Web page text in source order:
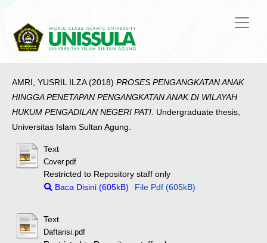
AMRI, YUSRIL ILZA(2018) PROSES PENGANGKATAN ANAK
HINGGA PENETAPAN PENGANGKATAN ANAK DI WILAYAH
HUKUM PENGADILAN NEGERI PATI. Undergraduate thesis,
Universitas Islam Sultan Agung.
Text
Cover.pdf
Restricted to Repository staff only
Baca Disini (605kB)
File Pdf (605kB)
Text
Daftarisi.pdf